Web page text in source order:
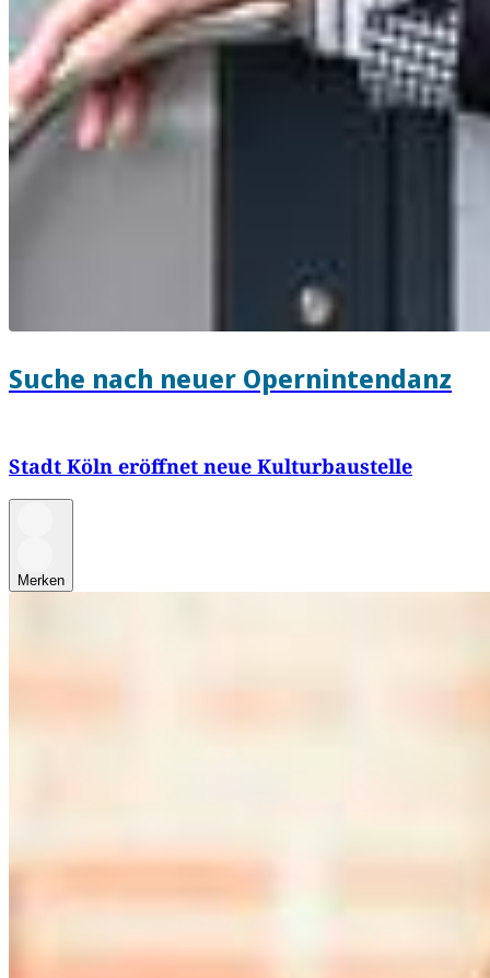
Suche nach neuer Opernintendanz
Stadt Köln eröffnet neue Kulturbaustelle
Merken